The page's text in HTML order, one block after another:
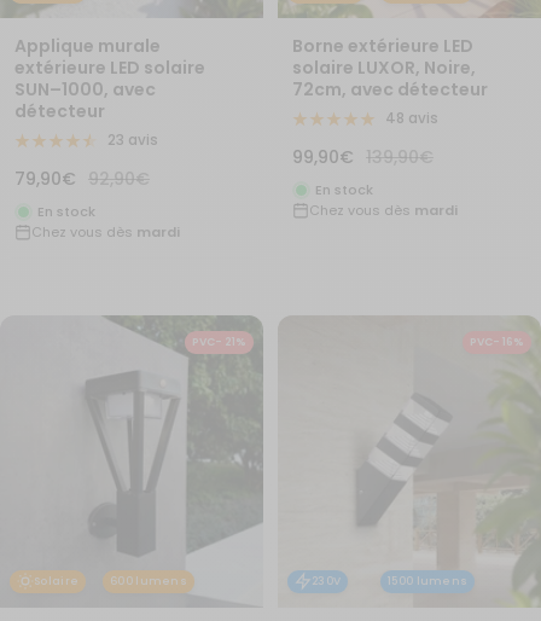
Applique murale
extérieure LED solaire
SUN–1000, avec
détecteur
23 avis
Prix
de
vente
79,90€
Prix
normal
92,90€
En stock
Chez vous dès mardi
Borne extérieure LED
solaire LUXOR, Noire,
72cm, avec détecteur
48 avis
Prix
de
vente
99,90€
Prix
normal
139,90€
En stock
Chez vous dès mardi
Solaire 600 lumens
PVC- 21%
230V 1500 lumens
PVC- 16%